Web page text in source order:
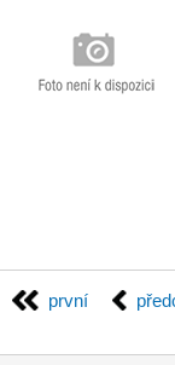
první